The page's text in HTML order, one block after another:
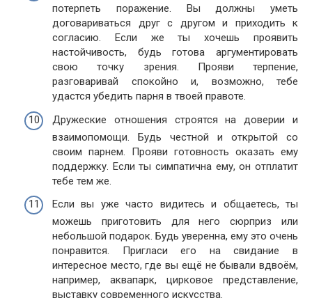
потерпеть поражение. Вы должны уметь
договариваться друг с другом и приходить к
согласию. Если же ты хочешь проявить
настойчивость, будь готова аргументировать
свою точку зрения. Прояви терпение,
разговаривай спокойно и, возможно, тебе
удастся убедить парня в твоей правоте.
Дружеские отношения строятся на доверии и
взаимопомощи. Будь честной и открытой со
своим парнем. Прояви готовность оказать ему
поддержку. Если ты симпатична ему, он отплатит
тебе тем же.
Если вы уже часто видитесь и общаетесь, ты
можешь приготовить для него сюрприз или
небольшой подарок. Будь уверенна, ему это очень
понравится. Пригласи его на свидание в
интересное место, где вы ещё не бывали вдвоём,
например, аквапарк, цирковое представление,
выставку современного искусства.